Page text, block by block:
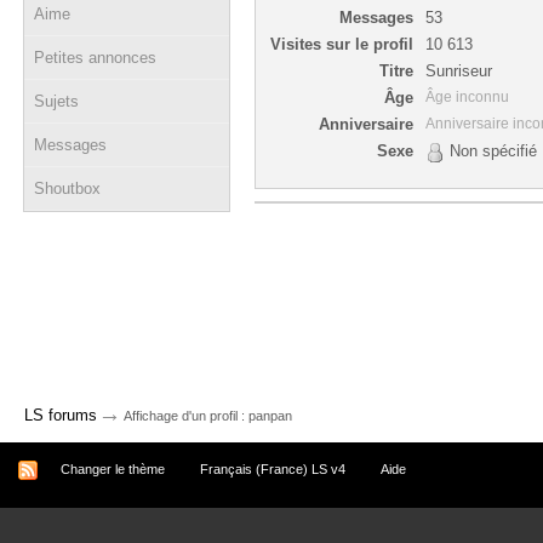
Aime
Petites annonces
Sujets
Messages
Shoutbox
Messages
53
Visites sur le profil
10 613
Titre
Sunriseur
Âge
Âge inconnu
Anniversaire Anniversaire
Sexe Non spécifié
LS forums → Affichage d'un profil : panpan
Changer le thème Français (France) LS v4 Aide